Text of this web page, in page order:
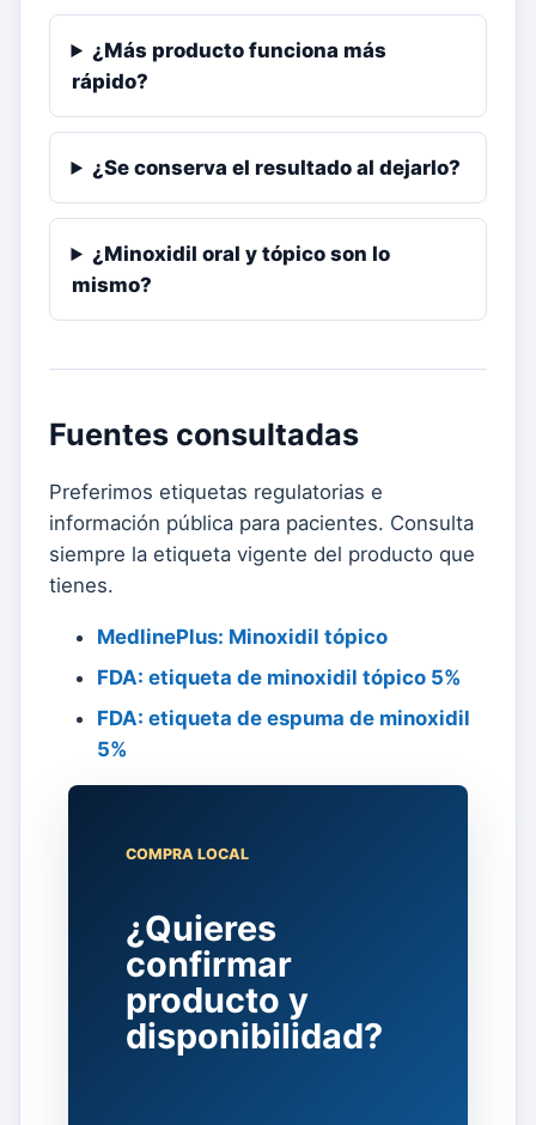
¿Más producto funciona más
rápido?
¿Se conserva el resultado al dejarlo?
¿Minoxidil oral y tópico son lo
mismo?
Fuentes consultadas
Preferimos etiquetas regulatorias e
información pública para pacientes. Consulta
siempre la etiqueta vigente del producto que
tienes.
MedlinePlus: Minoxidil tópico
FDA: etiqueta de minoxidil tópico 5%
FDA: etiqueta de espuma de minoxidil
5%
COMPRA LOCAL
¿Quieres
confirmar
producto y
disponibilidad?